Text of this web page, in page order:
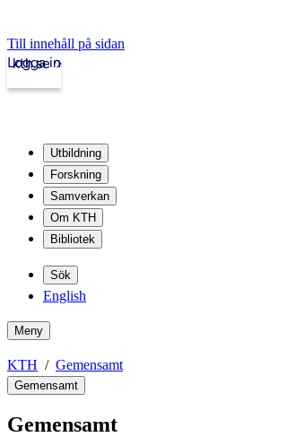
Till innehåll på sidan
kth.se
Logga in
Utbildning
Forskning
Samverkan
Om KTH
Bibliotek
Sök
English
Meny
KTH Gemensamt
Gemensamt
Gemensamt